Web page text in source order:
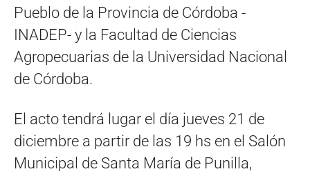
Pueblo de la Provincia de Córdoba -
INADEP- y la Facultad de Ciencias
Agropecuarias de la Universidad Nacional
de Córdoba.
El acto tendrá lugar el día jueves 21 de
diciembre a partir de las 19 hs en el Salón
Municipal de Santa María de Punilla,